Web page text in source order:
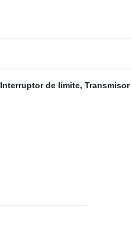
Interruptor de límite,